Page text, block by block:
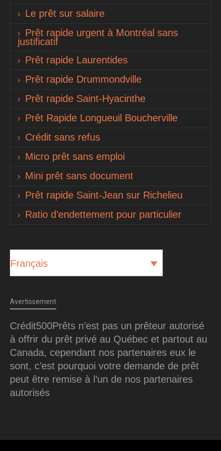
Le prêt sur salaire
Prêt rapide urgent à Montréal sans
justificatif
Prêt rapide Laurentides
Prêt rapide Drummondville
Prêt rapide Saint-Hyacinthe
Prêt Rapide Longueuil Boucherville
Crédit sans refus
Micro prêt sans emploi
Mini prêt sans document
Prêt rapide Saint-Jean sur Richelieu
Ratio d’endettement pour particulier
Français
Avertissement
Crédit500Prêts n’est pas un prêteur autorisé
à offrir du prêt privé au Québec et partout au
Canada, cependant nos partenaires eux le
sont, c’est pourquoi votre demande de prêt
peut être remise à l’un de nos partenaires
autorisés